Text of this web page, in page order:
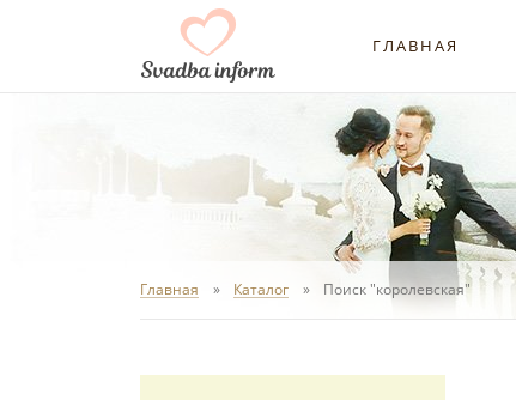
ГЛАВНАЯ
Главная Каталог Поиск "королевская"